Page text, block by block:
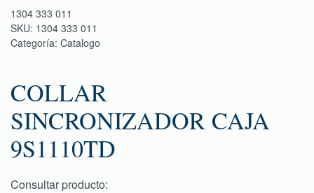
1304 333 011
SKU: 1304 333 011
Categoría: Catalogo
COLLAR
SINCRONIZADOR CAJA
9S1110TD
Consultar producto: